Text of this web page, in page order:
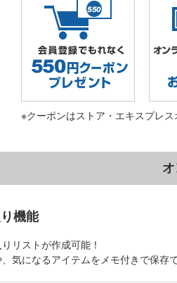
※クーポンはストア・エキスプレ
機能
リストが作成可能！
気になるアイテムをメモ付きで保存で